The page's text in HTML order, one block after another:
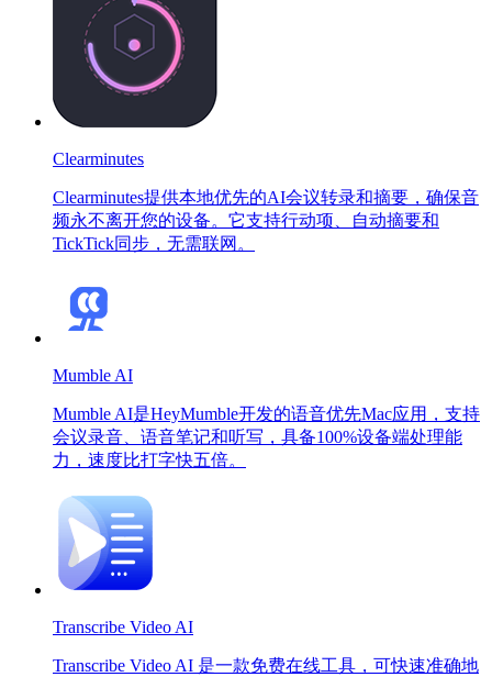
Clearminutes
Clearminutes提供本地优先的AI会议转录和摘要，确保音
频永不离开您的设备。它支持行动项、自动摘要和
TickTick同步，无需联网。
Mumble AI
Mumble AI是HeyMumble开发的语音优先Mac应用，支持
会议录音、语音笔记和听写，具备100%设备端处理能
力，速度比打字快五倍。
Transcribe Video AI
Transcribe Video AI 是一款免费在线工具，可快速准确地